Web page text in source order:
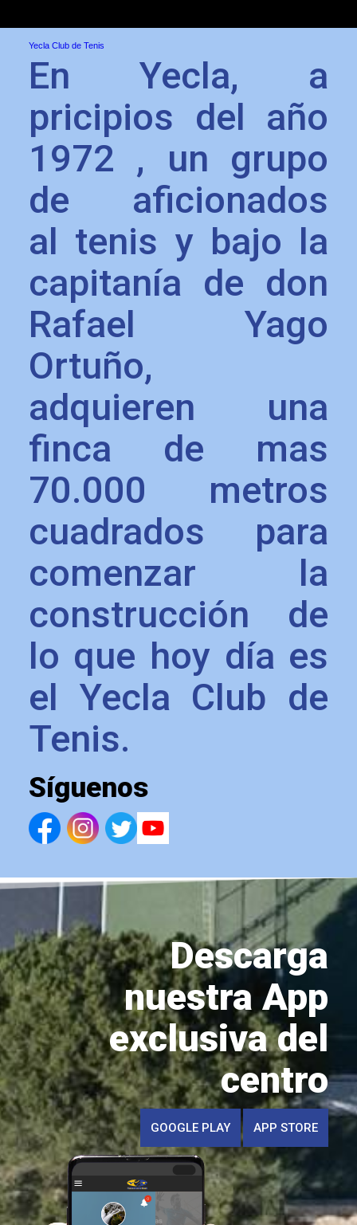
Yecla Club de Tenis
En Yecla, a
pricipios del año
1972 , un grupo
de aficionados
al tenis y bajo la
capitanía de don
Rafael Yago
Ortuño,
adquieren una
finca de mas
70.000 metros
cuadrados para
comenzar la
construcción de
lo que hoy día es
el Yecla Club de
Tenis.
Síguenos
Descarga
nuestra App
exclusiva del
centro
GOOGLE PLAY APP STORE